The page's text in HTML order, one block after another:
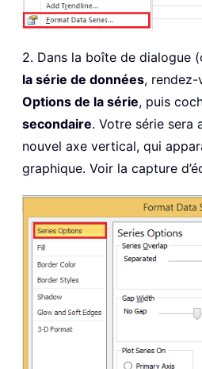
2. Dans la boîte de dialogue
la série de données,
Options de la série, puis
secondaire. Votre série sera
nouvel axe vertical, qui
graphique. Voir la capture